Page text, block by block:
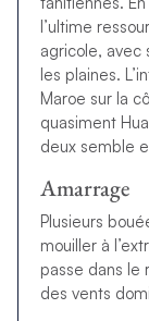
l’ultime
agricole, avec
les plaines.
Maroe sur la
quasiment
deux semble
Amarrage
Plusieurs
mouiller à
passe dans le
des vents